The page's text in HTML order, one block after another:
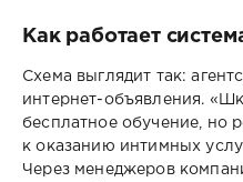
Как работает
Схема выглядит так:
интернет-объявления.
бесплатное обучение, но
к оказанию интимных
Через менеджеров